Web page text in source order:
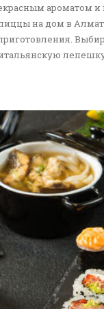
ароматом
на дом в
Доставка еды